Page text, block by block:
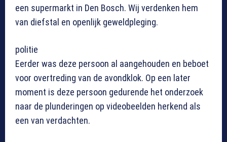
een supermarkt in Den Bosch. Wij verdenken hem
van diefstal en openlijk geweldpleging.
politie
Eerder was deze persoon al aangehouden en beboet
voor overtreding van de avondklok. Op een later
moment is deze persoon gedurende het onderzoek
naar de plunderingen op videobeelden herkend als
een van verdachten.